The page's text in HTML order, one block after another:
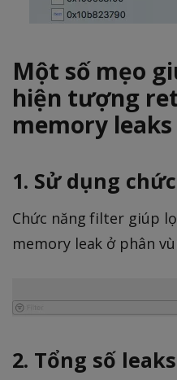
Một số mẹo
hiện tượng
memory
1. Sử dụng
Chức năng filter giúp
memory leak ở phân
2. Tổng số leaks